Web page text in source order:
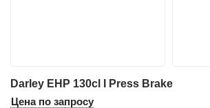
Darley EHP 130cl I Press Brake
Цена по запросу